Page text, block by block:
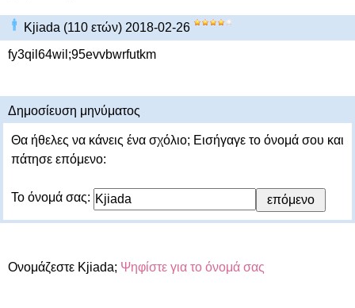
Kjiada (110 ετών) 2018-02-26
fy3qil64wil;95evvbwrfutkm
Δημοσίευση μηνύματος
Θα ήθελες να κάνεις ένα σχόλιο; Εισήγαγε το όνομά σου και
πάτησε επόμενο:
Το όνομά σας:
Ονομάζεστε Kjiada; Ψηφίστε για το όνομά σας